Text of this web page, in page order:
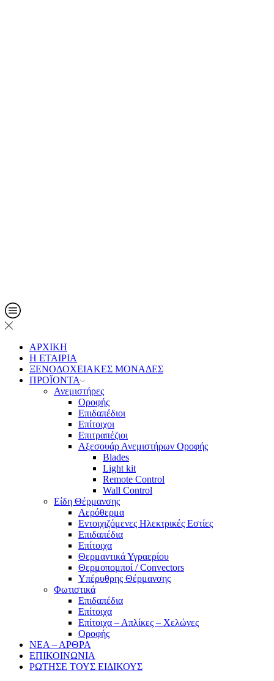
ΑΡΧΙΚΗ
Η ΕΤΑΙΡΙΑ
ΞΕΝΟΔΟΧΕΙΑΚΕΣ ΜΟΝΑΔΕΣ
ΠΡΟΪΟΝΤΑ
Ανεμιστήρες
Οροφής
Επιδαπέδιοι
Επίτοιχοι
Επιτραπέζιοι
Αξεσουάρ Ανεμιστήρων Οροφής
Blades
Light kit
Remote Control
Wall Control
Είδη Θέρμανσης
Αερόθερμα
Εντοιχιζόμενες Ηλεκτρικές Εστίες
Επιδαπέδια
Επίτοιχα
Θερμαντικά Υγραερίου
Θερμοπομποί / Convectors
Υπέρυθρης Θέρμανσης
Φωτιστικά
Επιδαπέδια
Επίτοιχα
Επίτοιχα – Απλίκες – Χελώνες
Οροφής
ΝΕΑ – ΑΡΘΡΑ
ΕΠΙΚΟΙΝΩΝΙΑ
ΡΩΤΗΣΕ ΤΟΥΣ ΕΙΔΙΚΟΥΣ